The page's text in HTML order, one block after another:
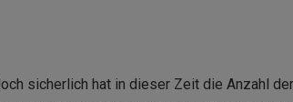
sicherlich hat in dieser Zeit die Anzahl der